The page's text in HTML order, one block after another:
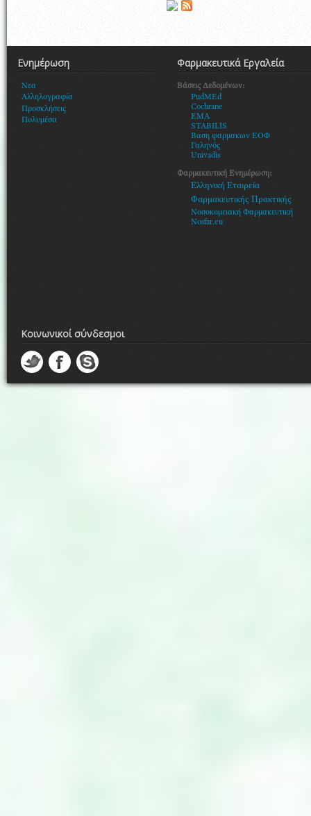
Ενημέρωση
Νεα
Αλληλογραφία
Προσκλήσεις
Πολυμέσα
Φαρμακευτικά Εργαλεία
Βάσεις Δεδομένων:
PudMEd
Cochrane
EMA
STABILIS
Βαση φαρμακων ΕΟΦ
Γαληνός
Univadis
Φαρμακευτική Ενημέρωση:
Ελληνική Εταιρεία
Φαρμακευτικής Πρακτικής
Νοσοκομειακή Φαρμακευτική
Nosfar.eu
Κοινωνικοί σύνδεσμοι